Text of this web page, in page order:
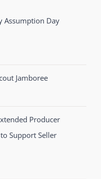
Assumption Day
Jamboree
Producer
Support Seller